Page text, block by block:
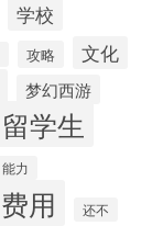
学校
攻略 文化
梦幻西游
留学生
能力
费用 还不